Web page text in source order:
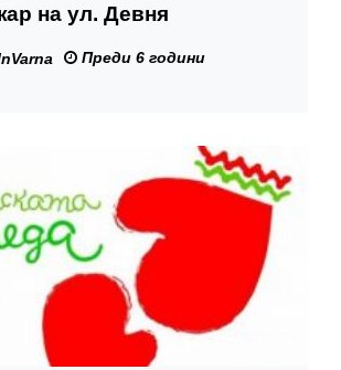
на ул. Девня
Преди 6 години